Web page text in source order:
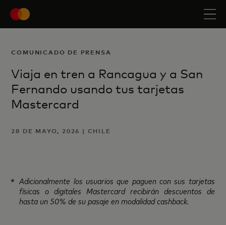
COMUNICADO DE PRENSA
Viaja en tren a Rancagua y a San
Fernando usando tus tarjetas
Mastercard
28 DE MAYO, 2026 | CHILE
Adicionalmente los usuarios que paguen con sus tarjetas
físicas o digitales Mastercard recibirán descuentos de
hasta un 50% de su pasaje en modalidad cashback.